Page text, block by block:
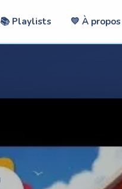
📚 Playlists 💛 À propos